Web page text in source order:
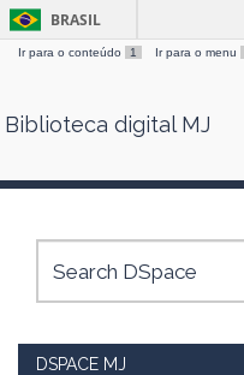
Skip
BRASIL
Ir para o conteúdo 1 Ir para o menu
Biblioteca digital MJ
DSPACE MJ